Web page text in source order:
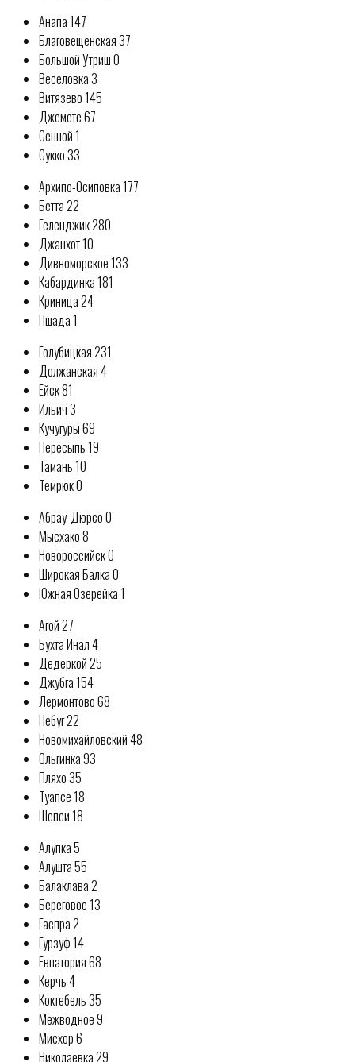
Анапа 147
Благовещенская 37
Большой Утриш 0
Веселовка 3
Витязево 145
Джемете 67
Сенной 1
Сукко 33
Архипо-Осиповка 177
Бетта 22
Геленджик 280
Джанхот 10
Дивноморское 133
Кабардинка 181
Криница 24
Пшада 1
Голубицкая 231
Должанская 4
Ейск 81
Ильич 3
Кучугуры 69
Пересыпь 19
Тамань 10
Темрюк 0
Абрау-Дюрсо 0
Мысхако 8
Новороссийск 0
Широкая Балка 0
Южная Озерейка 1
Агой 27
Бухта Инал 4
Дедеркой 25
Джубга 154
Лермонтово 68
Небуг 22
Новомихайловский 48
Ольгинка 93
Пляхо 35
Туапсе 18
Шепси 18
Алупка 5
Алушта 55
Балаклава 2
Береговое 13
Гаспра 2
Гурзуф 14
Евпатория 68
Керчь 4
Коктебель 35
Межводное 9
Мисхор 6
Николаевка 29